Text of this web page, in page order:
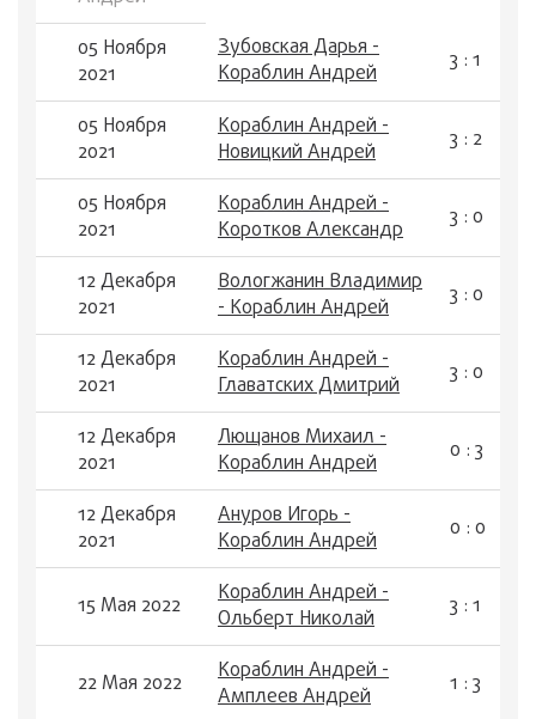
05 Ноября
2021
Зубовская Дарья -
Кораблин Андрей
3 : 1
05 Ноября
2021
Кораблин Андрей -
Новицкий Андрей
3 : 2
05 Ноября
2021
Кораблин Андрей -
Коротков Александр
3 : 0
12 Декабря
2021
Вологжанин Владимир
- Кораблин Андрей
3 : 0
12 Декабря
2021
Кораблин Андрей -
Главатских Дмитрий
3 : 0
12 Декабря
2021
Лющанов Михаил -
Кораблин Андрей
0 : 3
12 Декабря
2021
Ануров Игорь -
Кораблин Андрей
0 : 0
15 Мая 2022
Кораблин Андрей -
Ольберт Николай
3 : 1
22 Мая 2022
Кораблин Андрей -
Амплеев Андрей
1 : 3